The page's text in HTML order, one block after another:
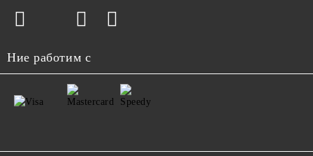
Ние работим с